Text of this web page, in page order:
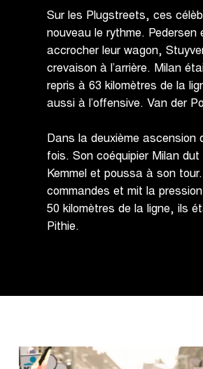
Sur les Plugstreets, ces
nouveau le rythme.
accrocher leur wagon,
crevaison à l’arrière. Milan
repris à 63 kilomètres de la
aussi à l’offensive. Van der
Dans la deuxième ascension
fois. Son coéquipier Milan
Kemmel et poussa à son
commandes et mit la
50 kilomètres de la ligne, ils
Pithie.